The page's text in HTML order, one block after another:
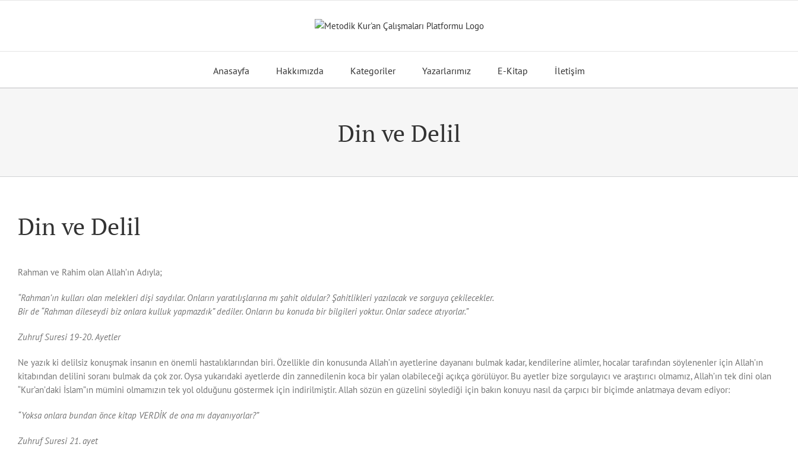
Anasayfa Hakkımızda Kategoriler Yazarlarımız E-Kitap İletişim
Din ve Delil
Din ve Delil
Rahman ve Rahim olan Allah’ın Adıyla;
“Rahman’ın kulları olan melekleri dişi saydılar. Onların yaratılışlarına mı şahit oldular? Şahitlikleri yazılacak ve sorguya çekilecekler.
Bir de “Rahman dileseydi biz onlara kulluk yapmazdık” dediler. Onların bu konuda bir bilgileri yoktur. Onlar sadece atıyorlar.”
Zuhruf Suresi 19-20. Ayetler
Ne yazık ki delilsiz konuşmak insanın en önemli hastalıklarından biri. Özellikle din konusunda Allah’ın ayetlerine dayananı bulmak kadar, kendilerine alimler, hocalar tarafından söylenenler için Allah’ın
kitabından delilini soranı bulmak da çok zor. Oysa yukarıdaki ayetlerde din zannedilenin koca bir yalan olabileceği açıkça görülüyor. Bu ayetler bize sorgulayıcı ve araştırıcı olmamız, Allah’ın tek dini olan
“Kur’an’daki İslam”ın mümini olmamızın tek yol olduğunu göstermek için indirilmiştir. Allah sözün en güzelini söylediği için bakın konuyu nasıl da çarpıcı bir biçimde anlatmaya devam ediyor:
“Yoksa onlara bundan önce kitap VERDİK de ona mı dayanıyorlar?”
Zuhruf Suresi 21. ayet